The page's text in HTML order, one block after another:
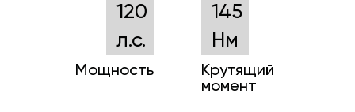
120
л.с.
Мощность
145
Нм
Крутящий
момент